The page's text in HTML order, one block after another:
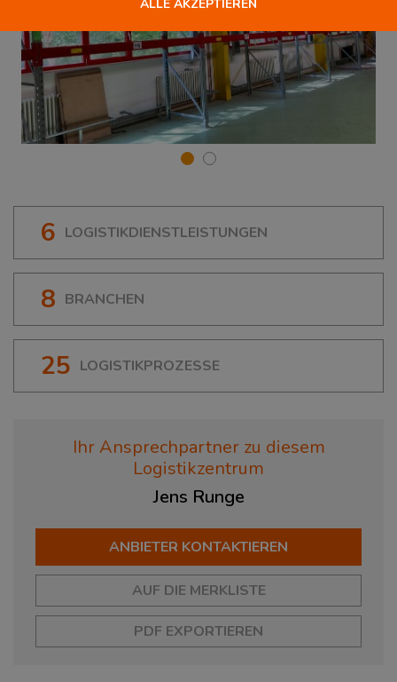
6 LOGISTIKDIENSTLEISTUNGEN
8 BRANCHEN
25 LOGISTIKPROZESSE
Ihr Ansprechpartner zu diesem
Logistikzentrum
Jens Runge
ANBIETER KONTAKTIEREN
AUF DIE MERKLISTE
PDF EXPORTIEREN
ALLE AKZEPTIEREN